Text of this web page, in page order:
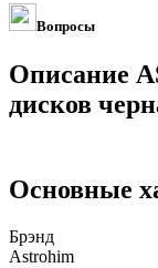
Вопросы
Описание
дисков
Основные
Брэнд
Astrohim